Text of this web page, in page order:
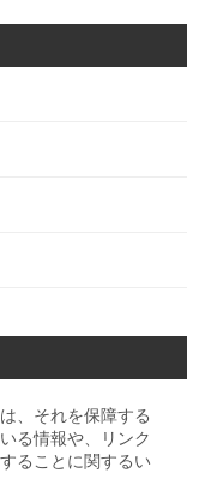
、それを保障する
る情報や、リンク
ることに関するい